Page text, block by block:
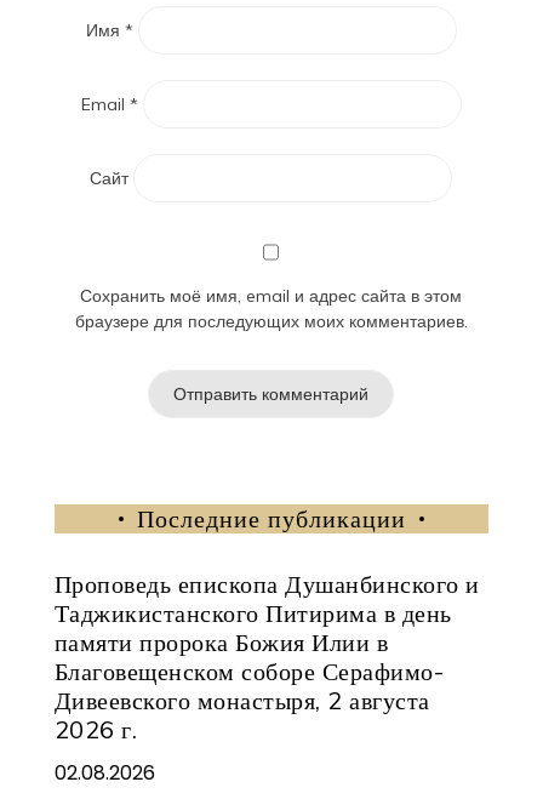
Имя *
Email *
Сайт
Сохранить моё имя, email и адрес сайта в этом
браузере для последующих моих комментариев.
Последние публикации
Проповедь епископа Душанбинского и
Таджикистанского Питирима в день
памяти пророка Божия Илии в
Благовещенском соборе Серафимо-
Дивеевского монастыря, 2 августа
2026 г.
02.08.2026